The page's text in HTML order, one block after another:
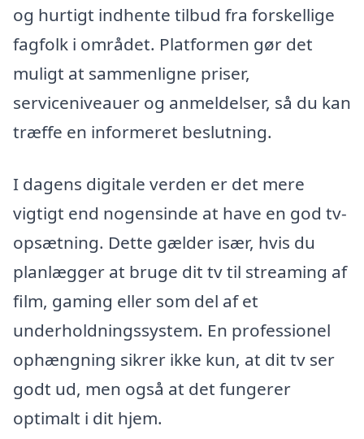
og hurtigt indhente tilbud fra forskellige
fagfolk i området. Platformen gør det
muligt at sammenligne priser,
serviceniveauer og anmeldelser, så du kan
træffe en informeret beslutning.
I dagens digitale verden er det mere
vigtigt end nogensinde at have en god tv-
opsætning. Dette gælder især, hvis du
planlægger at bruge dit tv til streaming af
film, gaming eller som del af et
underholdningssystem. En professionel
ophængning sikrer ikke kun, at dit tv ser
godt ud, men også at det fungerer
optimalt i dit hjem.